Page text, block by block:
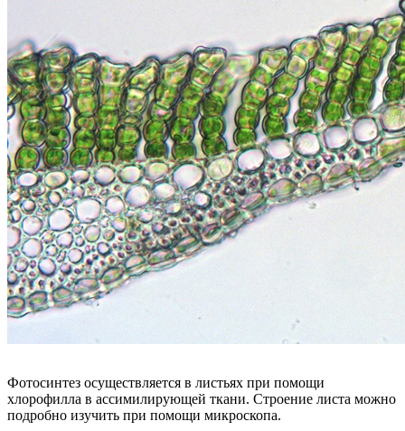
Фотосинтез осуществляется в листьях при помощи
хлорофилла в ассимилирующей ткани. Строение листа можно
подробно изучить при помощи микроскопа.